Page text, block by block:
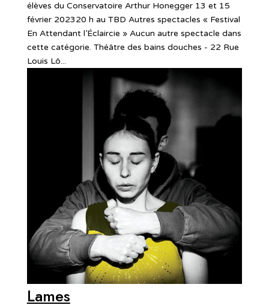
élèves du Conservatoire Arthur Honegger 13 et 15
février 202320 h au TBD Autres spectacles « Festival
En Attendant l’Éclaircie » Aucun autre spectacle dans
cette catégorie. Théâtre des bains douches - 22 Rue
Louis Lô...
Lames